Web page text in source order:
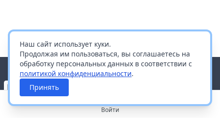
Наш сайт использует куки.
Продолжая им пользоваться, вы соглашаетесь на
обработку персональных данных в соответствии с
политикой конфиденциальности.
Принять
Войти